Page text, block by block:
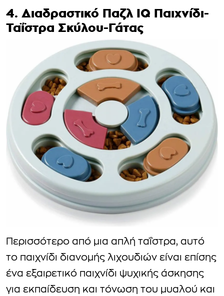
4. Διαδραστικό Παζλ IQ Παιχνίδι-
Ταΐστρα Σκύλου-Γάτας
Περισσότερο από μια απλή ταΐστρα, αυτό
το παιχνίδι διανομής λιχουδιών είναι επίσης
ένα εξαιρετικό παιχνίδι ψυχικής άσκησης
για εκπαίδευση και τόνωση του μυαλού και